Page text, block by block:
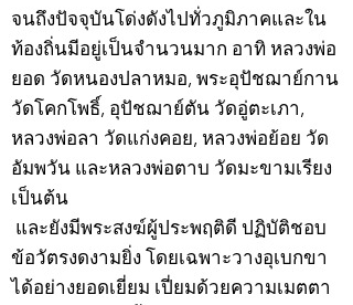
จนถึงปัจจุบันโด่งดังไปทั่วภูมิภาคและใน
ท้องถิ่นมีอยู่เป็นจำนวนมาก อาทิ หลวงพ่อ
ยอด วัดหนองปลาหมอ, พระอุปัชฌาย์กาน
วัดโคกโพธิ์, อุปัชฌาย์ตัน วัดอู่ตะเภา,
หลวงพ่อลา วัดแก่งคอย, หลวงพ่อย้อย วัด
อัมพวัน และหลวงพ่อตาบ วัดมะขามเรียง
เป็นต้น
และยังมีพระสงฆ์ผู้ประพฤติดี ปฏิบัติชอบ
ข้อวัตรงดงามยิ่ง โดยเฉพาะวางอุเบกขา
ได้อย่างยอดเยี่ยม เปี่ยมด้วยความเมตตา